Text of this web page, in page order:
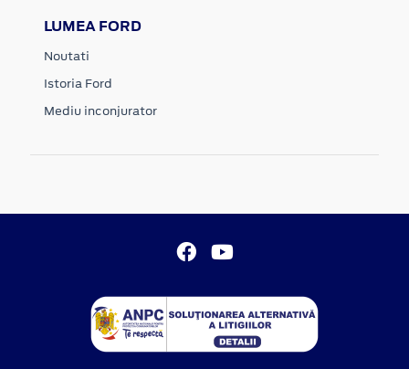
LUMEA FORD
Noutati
Istoria Ford
Mediu inconjurator